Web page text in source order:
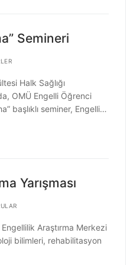
Semineri
Halk Sağlığı
OMÜ Engelli Öğrenci
başlıklı seminer, Engelli…
Yarışması
Araştırma Merkezi
bilimleri, rehabilitasyon